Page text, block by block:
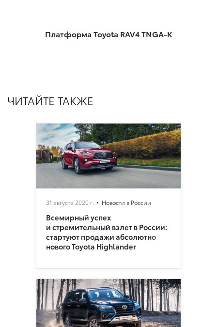
Платформа Toyota RAV4 TNGA-K
ЧИТАЙТЕ ТАКЖЕ
31 августа 2020 г. Новости в России
Всемирный успех
и стремительный взлет в России:
стартуют продажи абсолютно
нового Toyota Highlander